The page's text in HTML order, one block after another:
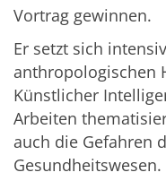
Vortrag gewinnen.
Er setzt sich
anthropologischen
Künstlicher
Arbeiten
auch die Gefahren